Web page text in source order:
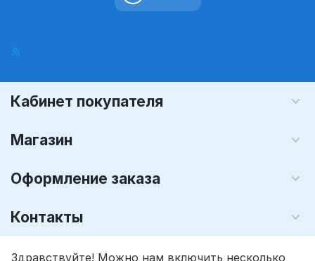
Кабинет покупателя
Магазин
Оформление заказа
Контакты
© 2008 - 2026 Графика-М (розничный интернет магазин). На
Здравствуйте! Можно нам включить несколько